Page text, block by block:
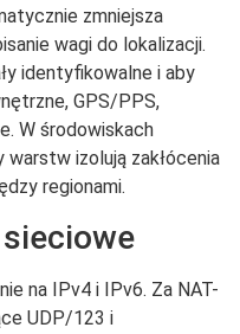
zmniejsza
wagi do lokalizacji.
identyfikowalne i aby
GPS/PPS,
W środowiskach
izolują zakłócenia
regionami.
na IPv4 i IPv6. Za NAT-
UDP/123 i